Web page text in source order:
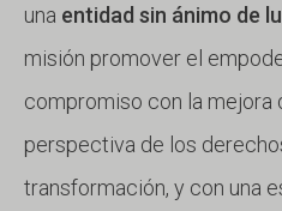
una entidad sin ánimo de
misión promover el
compromiso con la mejora
perspectiva de los
transformación, y con una